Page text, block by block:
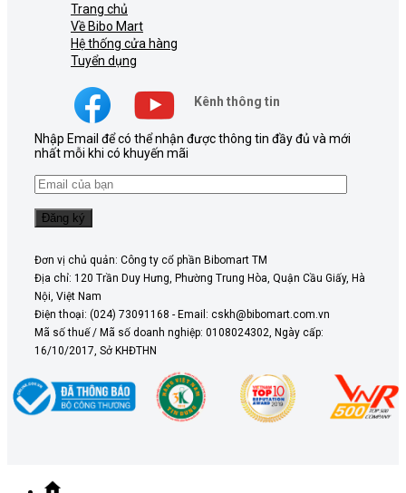
Trang chủ
Về Bibo Mart
Hệ thống cửa hàng
Tuyển dụng
Kênh thông tin
Nhập Email để có thể nhận được thông tin đầy đủ và mới
nhất mỗi khi có khuyến mãi
Đơn vị chủ quản: Công ty cổ phần Bibomart TM
Địa chỉ: 120 Trần Duy Hưng, Phường Trung Hòa, Quận Cầu Giấy, Hà
Nội, Việt Nam
Điện thoại: (024) 73091168 - Email: cskh@bibomart.com.vn
Mã số thuế / Mã số doanh nghiệp: 0108024302, Ngày cấp:
16/10/2017, Sở KHĐTHN